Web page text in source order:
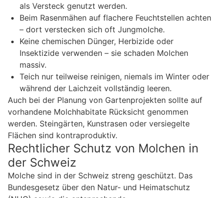
als Versteck genutzt werden.
Beim Rasenmähen auf flachere Feuchtstellen achten
– dort verstecken sich oft Jungmolche.
Keine chemischen Dünger, Herbizide oder
Insektizide verwenden – sie schaden Molchen
massiv.
Teich nur teilweise reinigen, niemals im Winter oder
während der Laichzeit vollständig leeren.
Auch bei der Planung von Gartenprojekten sollte auf
vorhandene Molchhabitate Rücksicht genommen
werden. Steingärten, Kunstrasen oder versiegelte
Flächen sind kontraproduktiv.
Rechtlicher Schutz von Molchen in
der Schweiz
Molche sind in der Schweiz streng geschützt. Das
Bundesgesetz über den Natur- und Heimatschutz